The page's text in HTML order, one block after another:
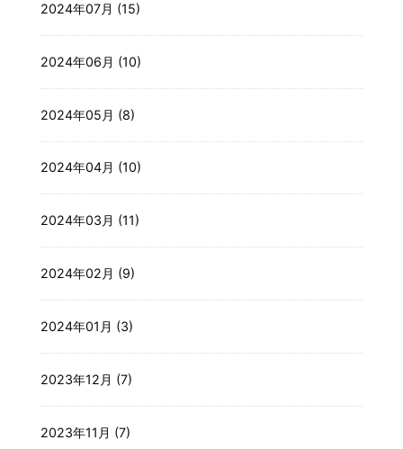
2024年07月 (15)
2024年06月 (10)
2024年05月 (8)
2024年04月 (10)
2024年03月 (11)
2024年02月 (9)
2024年01月 (3)
2023年12月 (7)
2023年11月 (7)